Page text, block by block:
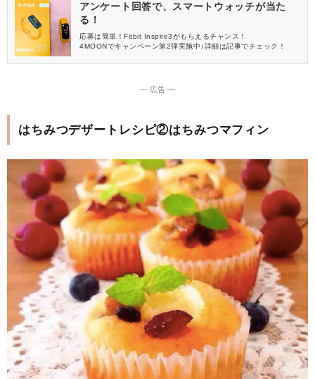
アンケート回答で、スマートウォッチが当た
る！
応募は簡単！Fitbit Inspire3がもらえるチャンス！
4MOONでキャンペーン第2弾実施中♪詳細は記事でチェック！
― 広告 ―
はちみつデザートレシピ②はちみつマフィン